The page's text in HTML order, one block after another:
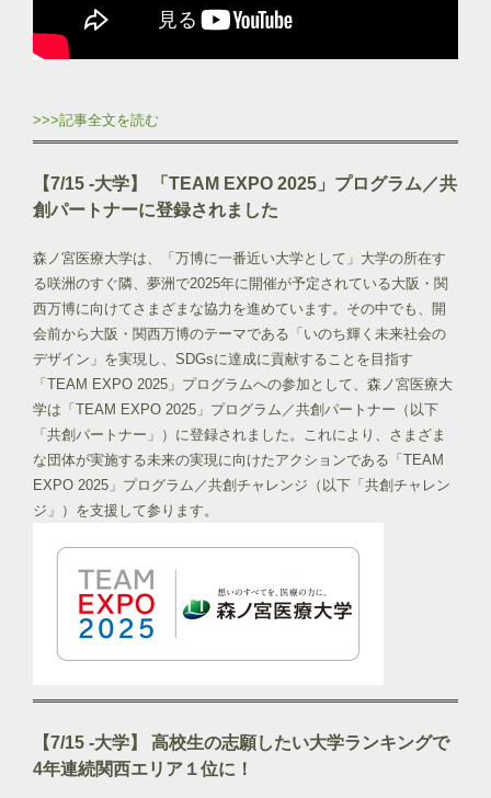
>>>記事全文を読む
【7/15 -大学】 「TEAM EXPO 2025」プログラム／共
創パートナーに登録されました
森ノ宮医療大学は、「万博に一番近い大学として」大学の所在す
る咲洲のすぐ隣、夢洲で2025年に開催が予定されている大阪・関
西万博に向けてさまざまな協力を進めています。その中でも、開
会前から大阪・関西万博のテーマである「いのち輝く未来社会の
デザイン」を実現し、SDGsに達成に貢献することを目指す
「TEAM EXPO 2025」プログラムへの参加として、森ノ宮医療大
学は「TEAM EXPO 2025」プログラム／共創パートナー（以下
「共創パートナー」）に登録されました。これにより、さまざま
な団体が実施する未来の実現に向けたアクションである「TEAM
EXPO 2025」プログラム／共創チャレンジ（以下「共創チャレン
ジ」）を支援して参ります。
【7/15 -大学】 高校生の志願したい大学ランキングで
4年連続関西エリア１位に！